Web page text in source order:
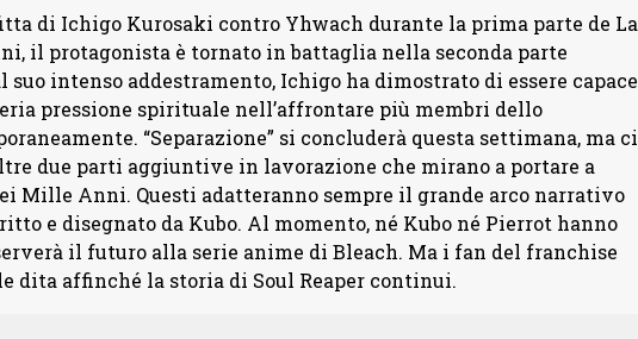
di Ichigo Kurosaki contro Yhwach durante la prima parte de La
il protagonista è tornato in battaglia nella seconda parte
suo intenso addestramento, Ichigo ha dimostrato di essere capace
pressione spirituale nell’affrontare più membri dello
“Separazione” si concluderà questa settimana, ma ci
due parti aggiuntive in lavorazione che mirano a portare a
Mille Anni. Questi adatteranno sempre il grande arco narrativo
e disegnato da Kubo. Al momento, né Kubo né Pierrot hanno
il futuro alla serie anime di Bleach. Ma i fan del franchise
dita affinché la storia di Soul Reaper continui.